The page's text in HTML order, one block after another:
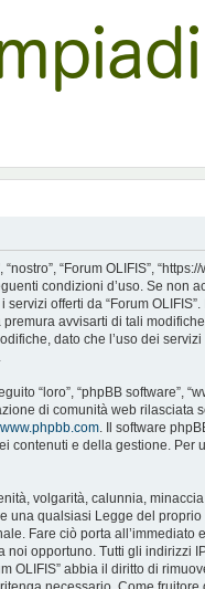
“Forum OLIFIS”,
condizioni d’uso. Se non
offerti da “Forum
avvisarti di tali
dato che l’uso dei servizi
“loro”, “phpBB software”,
di comunità web rilasciata
www.phpbb.com. Il software
contenuti e della gestione. Per
volgarità, calunnia,
qualsiasi Legge del proprio
Fare ciò porta
noi opportuno. Tutti gli indirizzi
OLIFIS” abbia il diritto di